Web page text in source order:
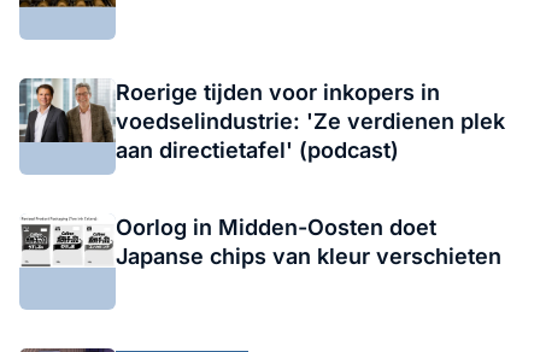
Roerige tijden voor inkopers in
voedselindustrie: 'Ze verdienen plek
aan directietafel' (podcast)
Oorlog in Midden-Oosten doet
Japanse chips van kleur verschieten